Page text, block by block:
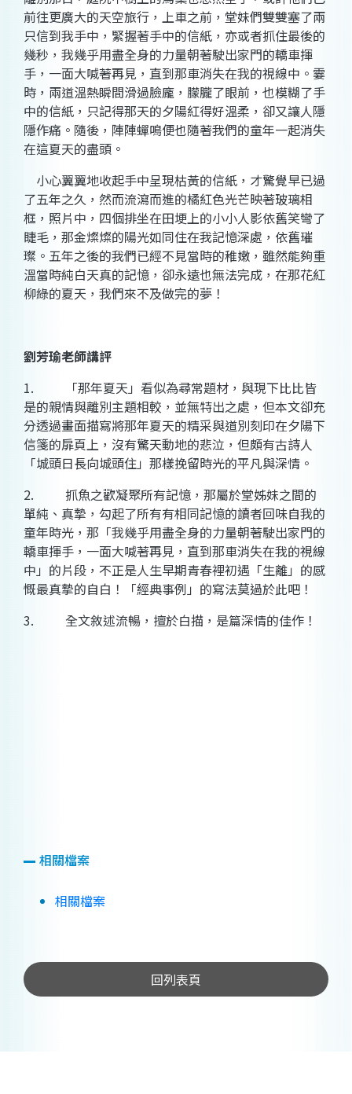
前往更廣大的天空旅行，上車之前，堂妹們雙雙塞了兩
只信到我手中，緊握著手中的信紙，亦或者抓住最後的
幾秒，我幾乎用盡全身的力量朝著駛出家門的轎車揮
手，一面大喊著再見，直到那車消失在我的視線中。霎
時，兩道溫熱瞬間滑過臉龐，朦朧了眼前，也模糊了手
中的信紙，只記得那天的夕陽紅得好溫柔，卻又讓人隱
隱作痛。隨後，陣陣蟬鳴便也隨著我們的童年一起消失
在這夏天的盡頭。
小心翼翼地收起手中呈現枯黃的信紙，才驚覺早已過
了五年之久，然而流瀉而進的橘紅色光芒映著玻璃相
框，照片中，四個排坐在田埂上的小小人影依舊笑彎了
睫毛，那金燦燦的陽光如同住在我記憶深處，依舊璀
璨。五年之後的我們已經不見當時的稚嫩，雖然能夠重
溫當時純白天真的記憶，卻永遠也無法完成，在那花紅
柳綠的夏天，我們來不及做完的夢！
劉芳瑜老師講評
1.
「那年夏天」看似為尋常題材，與現下比比皆
是的親情與離別主題相較，並無特出之處，但本文卻充
分透過畫面描寫將那年夏天的精采與道別刻印在夕陽下
信箋的扉頁上，沒有驚天動地的悲泣，但頗有古詩人
「城頭日長向城頭住」那樣挽留時光的平凡與深情。
2.
抓魚之歡凝聚所有記憶，那屬於堂姊妹之間的
單純、真摯，勾起了所有有相同記憶的讀者回味自我的
童年時光，那「我幾乎用盡全身的力量朝著駛出家門的
轎車揮手，一面大喊著再見，直到那車消失在我的視線
中」的片段，不正是人生早期青春裡初遇「生離」的感
慨最真摯的自白！「經典事例」的寫法莫過於此吧！
3.
全文敘述流暢，擅於白描，是篇深情的佳作！
相關檔案
相關檔案
回列表頁